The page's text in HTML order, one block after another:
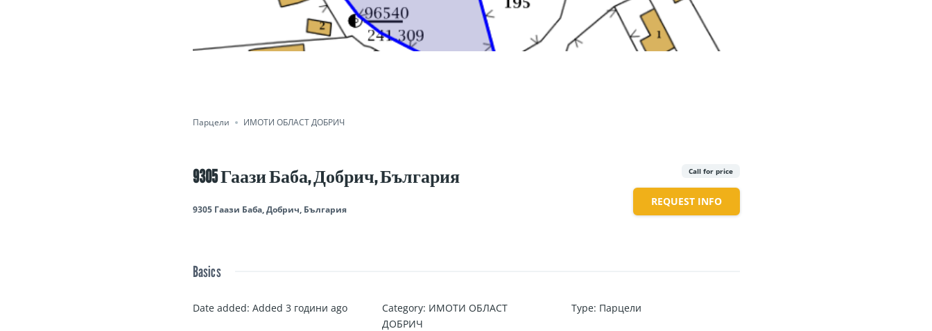
Парцели ИМОТИ ОБЛАСТ ДОБРИЧ
9305 Гаази Баба, Добрич, България
9305 Гаази Баба, Добрич, България
Call for price
REQUEST INFO
Basics
Date added: Added 3 години ago Category: ИМОТИ ОБЛАСТ
ДОБРИЧ
Type: Парцели